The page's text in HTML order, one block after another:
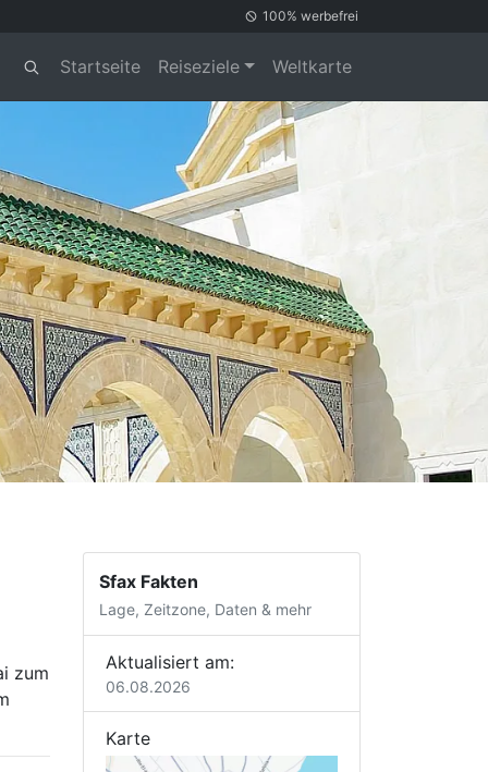
100% werbefrei
Startseite Reiseziele Weltkarte
zum
Sfax Fakten
Lage, Zeitzone, Daten & mehr
Aktualisiert am:
06.08.2026
Karte